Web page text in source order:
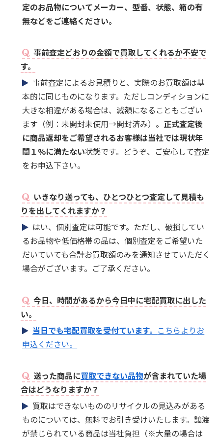
定のお品物についてメーカー、型番、状態、箱の有
無などをご連絡ください。
事前査定どおりの金額で買取してくれるか不安で
す。
事前査定によるお見積りと、実際のお買取額は基
本的に同じものになります。ただしコンディションに
大きな相違がある場合は、減額になることもござい
ます（例：未開封未使用→開封済み）。 正式査定後
に商品返却をご希望されるお客様は当社では現状年
間１%に満たない状態です。どうぞ、ご安心して査定
をお申込下さい。
いきなり送っても、ひとつひとつ査定して見積も
りを出してくれますか？
はい、個別査定は可能です。ただし、破損してい
るお品物や低価格帯の品は、個別査定をご希望いた
だいていても合計お買取額のみを通知させていただく
場合がございます。ご了承ください。
今日、時間があるから今日中に宅配買取に出した
い。
当日でも宅配買取を受付ています。 こちらよりお
申込ください。
送った商品に買取できない品物が含まれていた場
合はどうなりますか？
買取はできないもののリサイクルの見込みがある
ものについては、無料でお引き受けいたします。譲渡
が禁じられている商品は当社負担（※大量の場合は